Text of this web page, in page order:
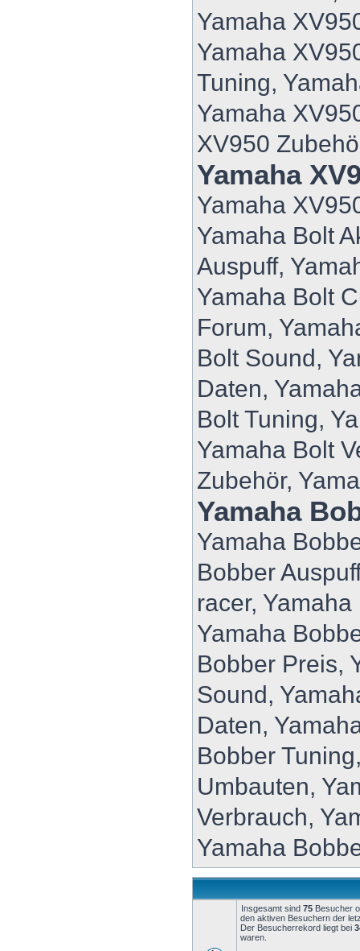
Yamaha
Yamaha
Tuning,
Yamaha
XV950
Yamaha
Yamaha
Yamaha Bolt
Auspuff,
Yamaha Bolt
Forum,
Bolt Sound,
Daten,
Bolt Tuning,
Yamaha Bolt
Zubehör,
Yamaha
Yamaha
Bobber
racer,
Yamaha
Bobber Preis,
Sound,
Daten,
Bobber
Umbauten,
Verbrauch,
Yamaha
Insgesamt sind 75 Besucher
den aktiven Besuchern der
Der Besucherrekord liegt bei
waren.